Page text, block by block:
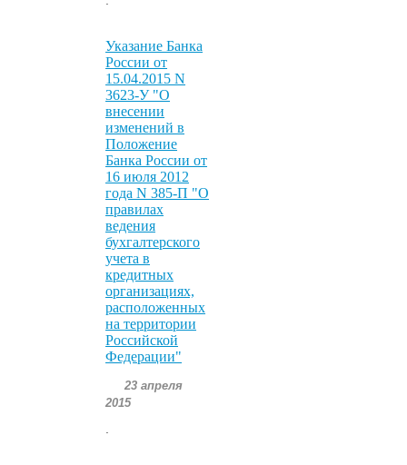
Указание Банка
России от
15.04.2015 N
3623-У "О
внесении
изменений в
Положение
Банка России от
16 июля 2012
года N 385-П "О
правилах
ведения
бухгалтерского
учета в
кредитных
организациях,
расположенных
на территории
Российской
Федерации"
23 апреля
2015